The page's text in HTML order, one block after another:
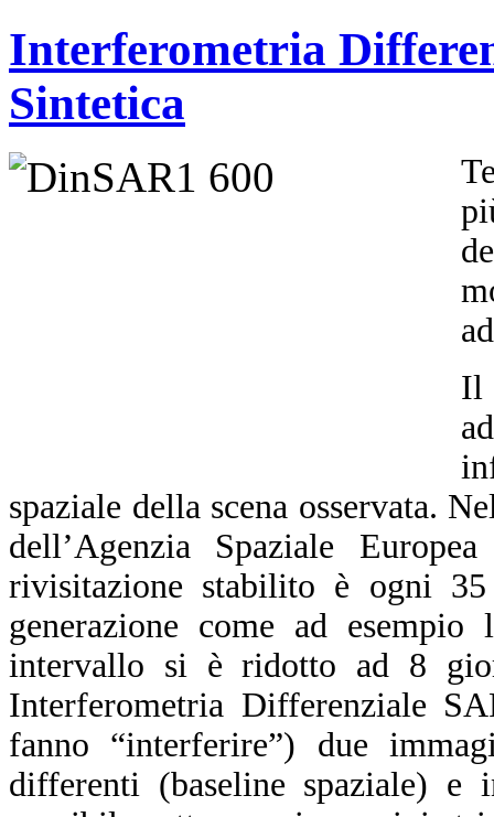
Interferometria
Sintetica
Il
spaziale della scena osservata.
dell’Agenzia Spaziale
rivisitazione stabilito è ogni
generazione come ad
intervallo si è ridotto ad 8
Interferometria Differenziale
fanno “interferire”) due
differenti (baseline spaziale) e